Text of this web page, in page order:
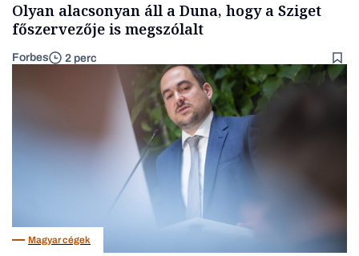
Olyan alacsonyan áll a Duna, hogy a Sziget
főszervezője is megszólalt
Forbes 2 perc
Magyar cégek